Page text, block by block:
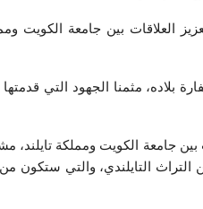
العلاقات بين جامعة الكويت
بلاده، مثمنا الجهود التي
جامعة الكويت ومملكة تايلند،
التراث التايلندي، والتي ستكون